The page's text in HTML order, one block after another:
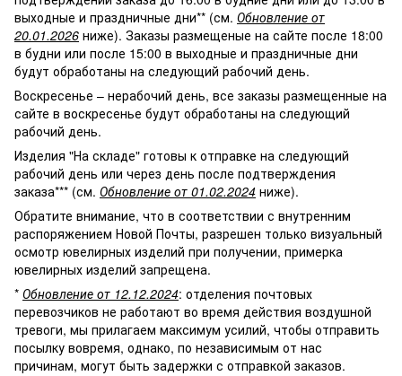
выходные и праздничные дни** (см. Обновление от
20.01.2026 ниже). Заказы размещеные на сайте после 18:00
в будни или после 15:00 в выходные и праздничные дни
будут обработаны на следующий рабочий день.
Воскресенье – нерабочий день, все заказы размещенные на
сайте в воскресенье будут обработаны на следующий
рабочий день.
Изделия "На складе" готовы к отправке на следующий
рабочий день или через день после подтверждения
заказа*** (см. Обновление от 01.02.2024 ниже).
Обратите внимание, что в соответствии с внутренним
распоряжением Новой Почты, разрешен только визуальный
осмотр ювелирных изделий при получении, примерка
ювелирных изделий запрещена.
* Обновление от 12.12.2024: отделения почтовых
перевозчиков не работают во время действия воздушной
тревоги, мы прилагаем максимум усилий, чтобы отправить
посылку вовремя, однако, по независимым от нас
причинам, могут быть задержки с отправкой заказов.